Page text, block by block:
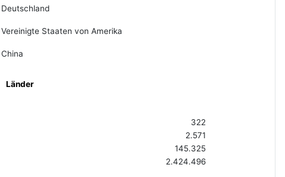
Deutschland
Vereinigte Staaten von Amerika
China
Länder
322
2.571
145.325
2.424.496